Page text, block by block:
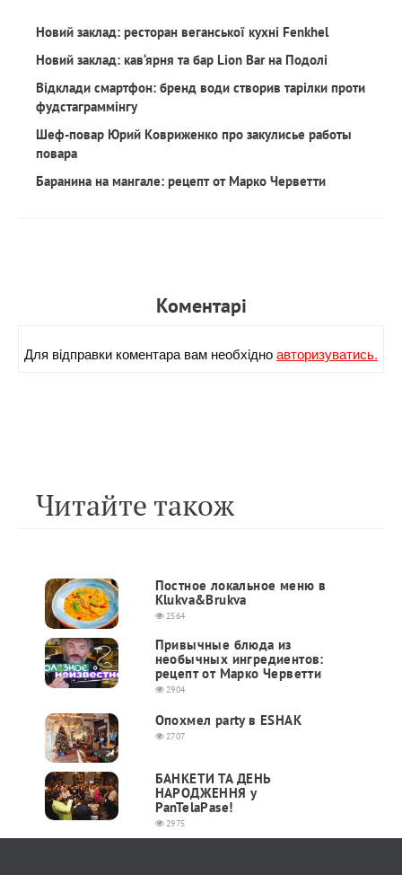
Новий заклад: ресторан веганської кухні Fenkhel
Новий заклад: кав‘ярня та бар Lion Bar на Подолі
Відклади смартфон: бренд води створив тарілки проти
фудстаграммінгу
Шеф-повар Юрий Ковриженко про закулисье работы
повара
Баранина на мангале: рецепт от Марко Черветти
Коментарi
Для вiдправки коментара вам необхiдноавторизуватись.
Читайте також
Постное локальное меню в
Klukva&Brukva
2564
Привычные блюда из
необычных ингредиентов:
рецепт от Марко Черветти
2904
Опохмел party в ESHAK
2707
БАНКЕТИ ТА ДЕНЬ
НАРОДЖЕННЯ у
PanTelaPase!
2975